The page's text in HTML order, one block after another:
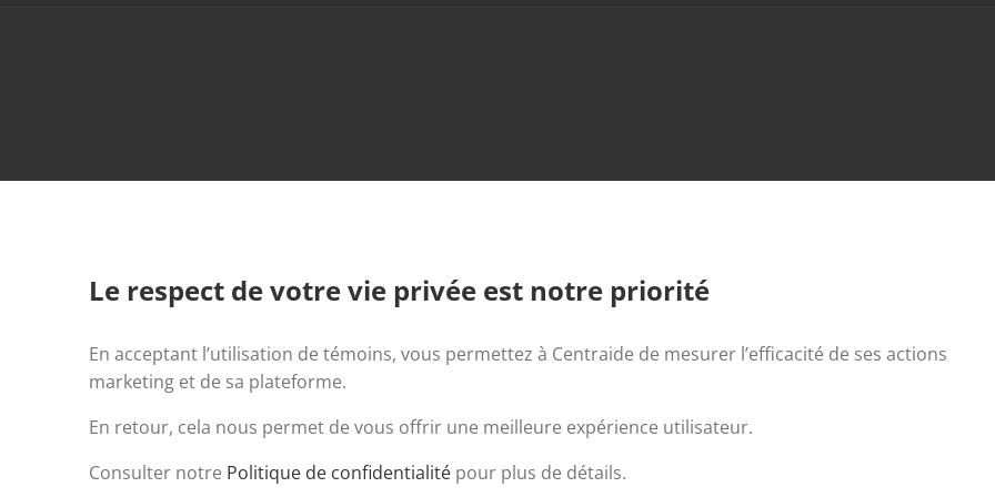
Tous droits réservés. © 2023 Centraide Laurentides | Propulsé par Likuid.com
Le respect de votre vie privée est notre priorité
En acceptant l’utilisation de témoins, vous permettez à Centraide de mesurer l’efficacité de ses actions
marketing et de sa plateforme.
En retour, cela nous permet de vous offrir une meilleure expérience utilisateur.
Consulter notre Politique de confidentialité pour plus de détails.